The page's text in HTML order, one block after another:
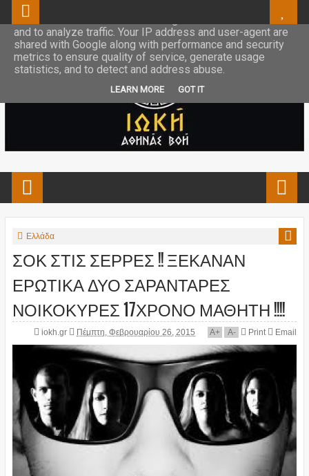
Ελλάδα
ΣΟΚ ΣΤΙΣ ΣΕΡΡΕΣ !! ΞΕΚΑΝΑΝ
ΕΡΩΤΙΚΑ ΔΥΟ ΣΑΡΑΝΤΑΡΕΣ
ΝΟΙΚΟΚΥΡΕΣ 17ΧΡΟΝΟ ΜΑΘΗΤΗ !!!!
iokh.gr Πέμπτη, Φεβρουαρίου 26, 2015 A+ A- Print Email
This site uses cookies from Google to deliver its services
and to analyze traffic. Your IP address and user-agent are
shared with Google along with performance and security
metrics to ensure quality of service, generate usage
statistics, and to detect and address abuse.
LEARN MORE GOT IT